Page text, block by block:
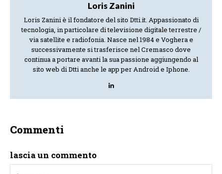
Loris Zanini
Loris Zanini è il fondatore del sito Dtti.it. Appassionato di
tecnologia, in particolare di televisione digitale terrestre /
via satellite e radiofonia. Nasce nel 1984 e Voghera e
successivamente si trasferisce nel Cremasco dove
continua a portare avanti la sua passione aggiungendo al
sito web di Dtti anche le app per Android e Iphone.
Commenti
lascia un commento